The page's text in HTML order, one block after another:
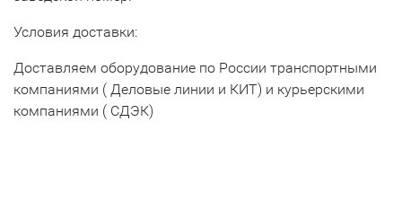
Условия доставки:
Доставляем оборудование по России транспортными
компаниями ( Деловые линии и КИТ) и курьерскими
компаниями ( СДЭК)